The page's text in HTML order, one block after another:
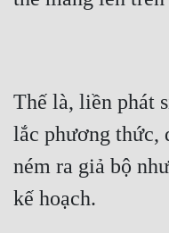
Thế là, liền phát
lắc phương thức,
ném ra giả bộ
kế hoạch.